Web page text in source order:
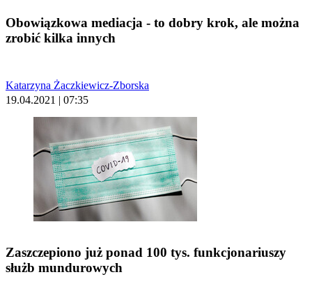
Obowiązkowa mediacja - to dobry krok, ale można
zrobić kilka innych
Katarzyna Żaczkiewicz-Zborska
19.04.2021 | 07:35
Zaszczepiono już ponad 100 tys. funkcjonariuszy
służb mundurowych